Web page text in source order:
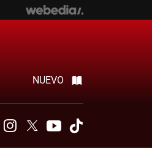
NUEVO
FacebookInstagram
Twitter Youtube